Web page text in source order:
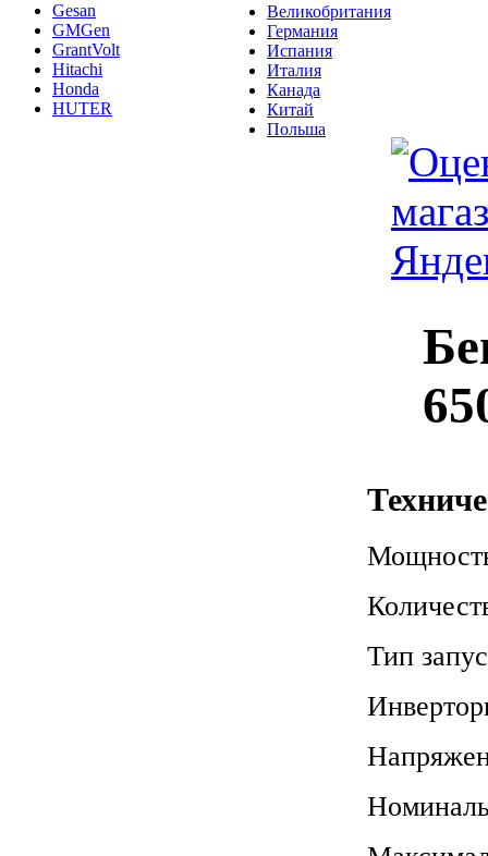
Gesan
GMGen
GrantVolt
Hitachi
Honda
HUTER
Великобритания
Германия
Испания
Италия
Канада
Китай
Польша
Тип